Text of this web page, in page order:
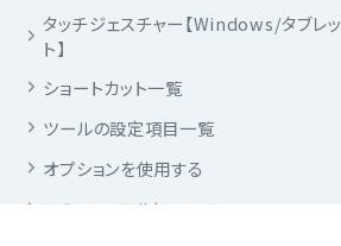
タッチジェスチャー【Windows/タブレッ
ト】
ショートカット一覧
ツールの設定項目一覧
オプションを使用する
このマニュアルについて